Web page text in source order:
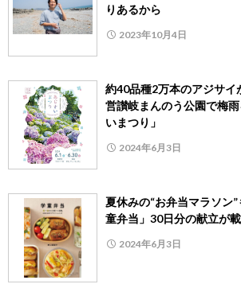
りあるから
2023年10月4日
約40品種2万本のアジサ
営讃岐まんのう公園で梅
いまつり」
2024年6月3日
夏休みの“お弁当マラソ
童弁当」30日分の献立が
2024年6月3日